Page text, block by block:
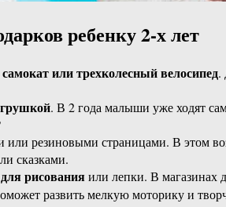
ребенку 2-х лет
или трехколесный велосипед.
. В 2 года малыши уже ходят
или резиновыми страницами. В этом
сказками.
рисованияили лепки. В магазинах
развить мелкую моторику и